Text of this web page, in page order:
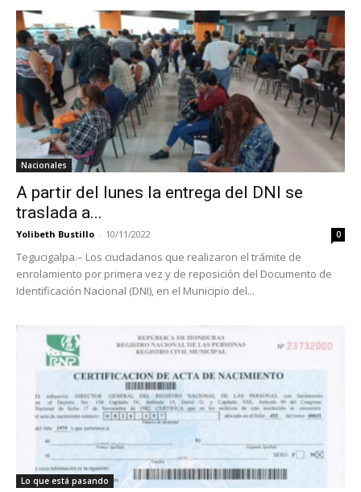
Nacionales
A partir del lunes la entrega del DNI se
traslada a...
Yolibeth Bustillo - 10/11/2022 0
Tegucigalpa.– Los ciudadanos que realizaron el trámite de
enrolamiento por primera vez y de reposición del Documento de
Identificación Nacional (DNI), en el Municipio del...
Lo que está pasando